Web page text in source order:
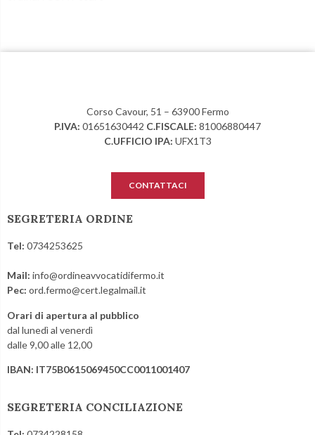
Corso Cavour, 51 – 63900 Fermo
P.IVA: 01651630442 C.FISCALE: 81006880447
C.UFFICIO IPA: UFX1T3
CONTATTACI
SEGRETERIA ORDINE
Tel: 0734253625
Mail: info@ordineavvocatidifermo.it
Pec: ord.fermo@cert.legalmail.it
Orari di apertura al pubblico
dal lunedì al venerdì
dalle 9,00 alle 12,00
IBAN: IT75B0615069450CC0011001407
SEGRETERIA CONCILIAZIONE